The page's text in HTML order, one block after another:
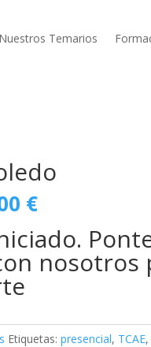
Nuestros Temarios
€.
€El
precio
actual
es:
40,00 €.
nosotros
Etiquetas: presencial, TCAE,